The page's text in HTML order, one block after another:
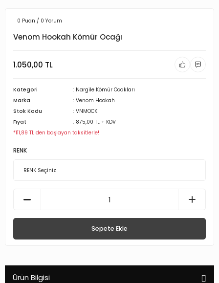
0 Puan / 0 Yorum
Venom Hookah Kömür Ocağı
1.050,00 TL
Kategori
Nargile Kömür Ocakları
Marka
Venom Hookah
Stok Kodu
VNMOCK
Fiyat
875,00 TL + KDV
*111,89 TL den başlayan taksitlerle!
RENK
Sepete Ekle
Ürün Bilgisi